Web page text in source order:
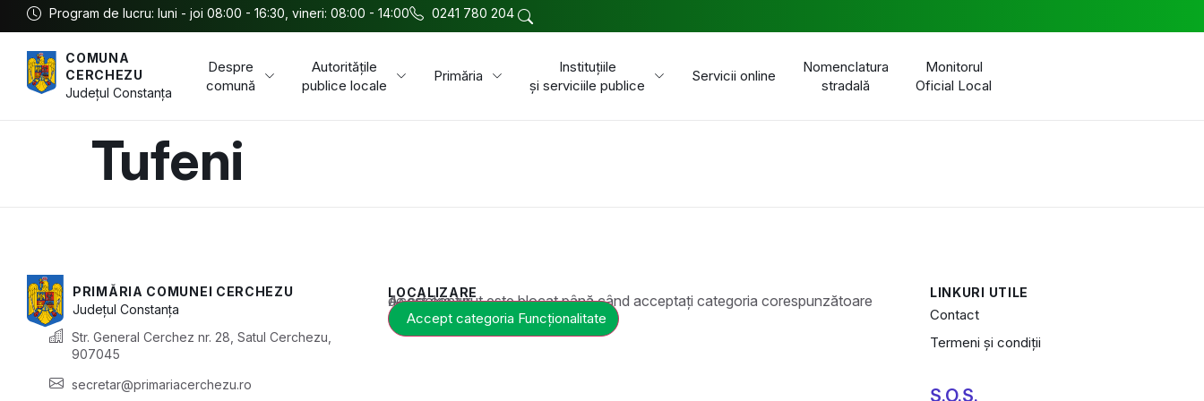
Program de lucru: luni - joi 08:00 - 16:30, vineri: 08:00 - 14:00 0241 780 204
COMUNA
CERCHEZU
JudețulConstanța
Despre
comună
Autoritățile
publice locale
Primăria
Instituțiile
și serviciile publice
Servicii online
Nomenclatura
stradală
Monitorul
Oficial Local
Tufeni
PRIMĂRIA COMUNEI CERCHEZU
JudețulConstanța
Str. General Cerchez nr. 28, Satul Cerchezu,
907045
secretar@primariacerchezu.ro
LOCALIZARE
Acest conținut este blocat până când acceptați categoria corespunzătoare de cookie-uri.
Accept categoria Funcționalitate
LINKURI UTILE
Contact
Termeni și condiții
S.O.S.